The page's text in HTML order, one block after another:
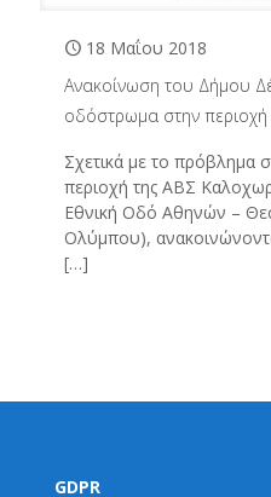
18 Μαΐου 2018
Ανακοίνωση του Δήμου
οδόστρωμα στην
Σχετικά με το πρόβλημα
περιοχή της ΑΒΣ
Εθνική Οδό Αθηνών –
Ολύμπου),
[…]
GDPR